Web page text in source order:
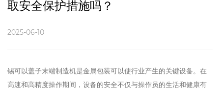
取安全保护措施吗？
2025-06-10
锡可以盖子末端制造机是金属包装可以使行业产生的关键设备。在
高速和高精度操作期间，设备的安全不仅与操作员的生活和健康有